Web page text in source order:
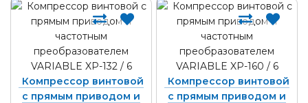
Компрессор винтовой
с прямым приводом и
Компрессор винтовой
с прямым приводом и